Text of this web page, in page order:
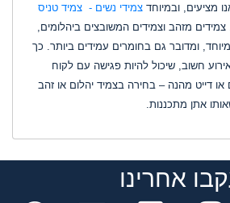
מציעים, ובמיוחד צמידי נשים - צמיד טניס
. צמידים מזהב וצמידים המשובצים ביהלומים,
ומדובר גם בחומרים עמידים ביותר. כך
חשוב, שיכול להיות פגישה עם לקוח
או דייט מהנה – בחירה בצמיד יהלום או זהב
אתן מתכננות.
אחרינו